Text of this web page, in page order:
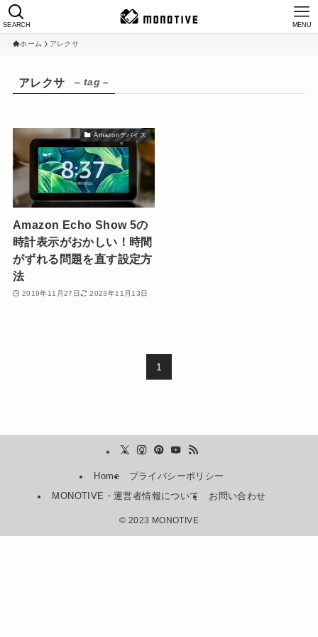
SEARCH MENU
ホーム アレクサ
アレクサ – tag –
Amazonデバイス
Amazon Echo Show 5の
時計表示がおかしい！時間
がずれる問題を直す設定方
法
2019年11月27日 2023年11月13日
1
Home
プライバシーポリシー
MONOTIVE・運営者情報について
お問い合わせ
© 2023 MONOTIVE